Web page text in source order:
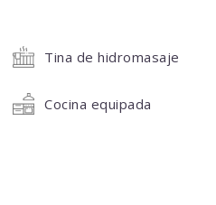
Tina de hidromasaje
Cocina equipada